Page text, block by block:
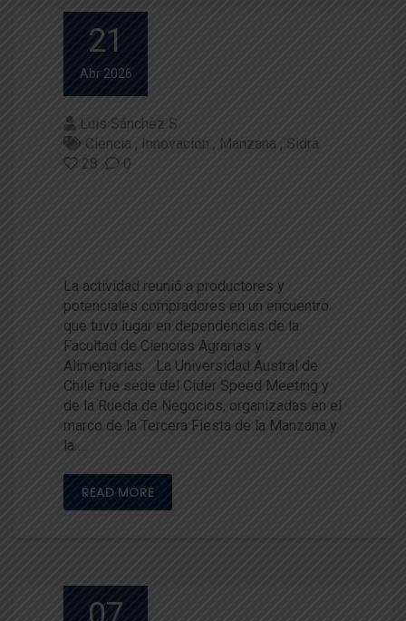
21
Abr 2026
Luis Sánchez S
Ciencia
Innovación Manzana
Sidra
28
0
La actividad reunió a productores y
potenciales compradores en un encuentro
que tuvo lugar en dependencias de la
Facultad de Ciencias Agrarias y
Alimentarias. La Universidad Austral de
Chile fue sede del Cider Speed Meeting y
de la Rueda de Negocios, organizadas en el
marco de la Tercera Fiesta de la Manzana y
la …
READ MORE